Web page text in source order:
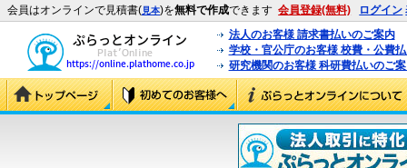
会員はオンラインで見積書(見本)を無料で作成できます 会員登録(無料) ログイン
法人のお客様 請求書払いのご案内
学校・官公庁のお客様 校費・公費
研究機関のお客様 科研費払いのご